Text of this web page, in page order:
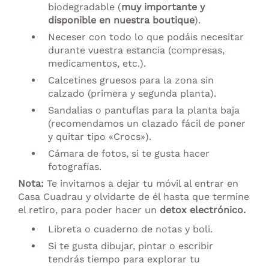
biodegradable (muy importante y
disponible en nuestra boutique).
Neceser con todo lo que podáis necesitar
durante vuestra estancia (compresas,
medicamentos, etc.).
Calcetines gruesos para la zona sin
calzado (primera y segunda planta).
Sandalias o pantuflas para la planta baja
(recomendamos un clazado fácil de poner
y quitar tipo «Crocs»).
Cámara de fotos, si te gusta hacer
fotografías.
Nota: Te invitamos a dejar tu móvil al entrar en
Casa Cuadrau y olvidarte de él hasta que termine
el retiro, para poder hacer un detox electrónico.
Libreta o cuaderno de notas y boli.
Si te gusta dibujar, pintar o escribir
tendrás tiempo para explorar tu